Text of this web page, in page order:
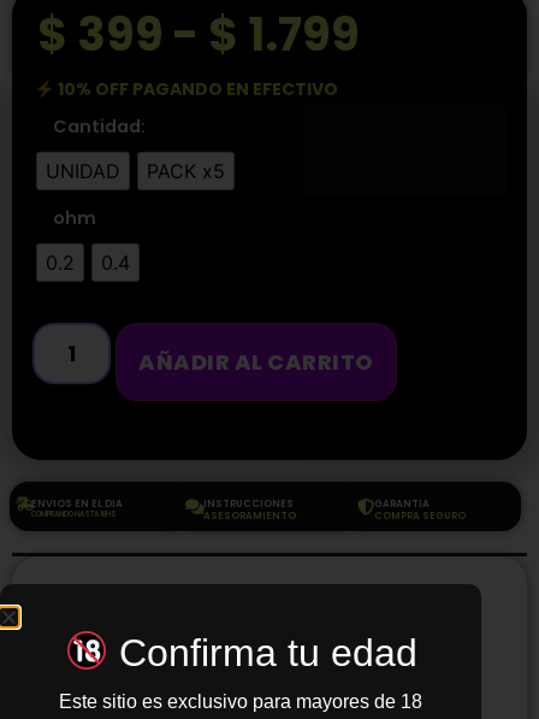
$ 399 - $ 1.799
10% OFF PAGANDO EN EFECTIVO
Cantidad:
UNIDAD
PACK x5
ohm
0.2
0.4
AÑADIR AL CARRITO
ENVIOS EN EL DIA
COMPRANDO HASTA 18HS
INSTRUCCIONES
ASESORAMIENTO
GARANTIA
COMPRA SEGURO
VAPORESSO GTI
COILConfirma tu edad
Este sitio es exclusivo para mayores de 18